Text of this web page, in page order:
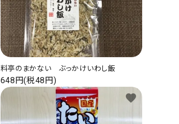
料亭のまかない ぶっかけいわし飯
648円(税48円)
favorite